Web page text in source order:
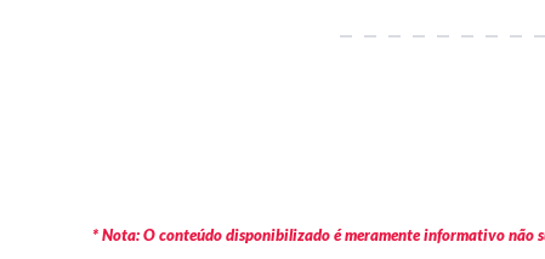
* Nota: O conteúdo disponibilizado é meramente informativo